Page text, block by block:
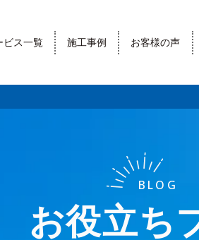
ビス一覧 施工事例 お客様の声
BLOG
お役立ち